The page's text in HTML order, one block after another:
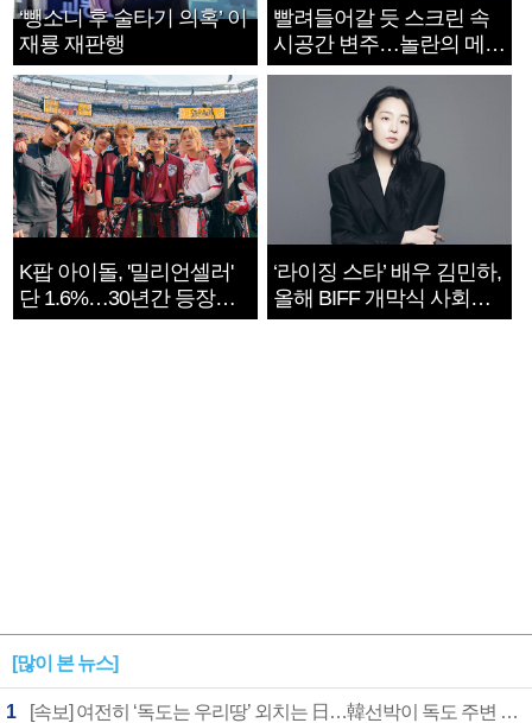
‘뺑소니 후 술타기 의혹’ 이
재룡 재판행
빨려들어갈 듯 스크린 속
시공간 변주…놀란의 메시
지는 ‘전쟁 속죄’
K팝 아이돌, '밀리언셀러'
단 1.6%…30년간 등장
1182개팀 전수조사
‘라이징 스타’ 배우 김민하,
올해 BIFF 개막식 사회자
확정
[많이 본 뉴스]
1 [속보] 여전히 ‘독도는 우리땅’ 외치는 日…韓선박이 독도 주변 해양조사 활동하자 반발